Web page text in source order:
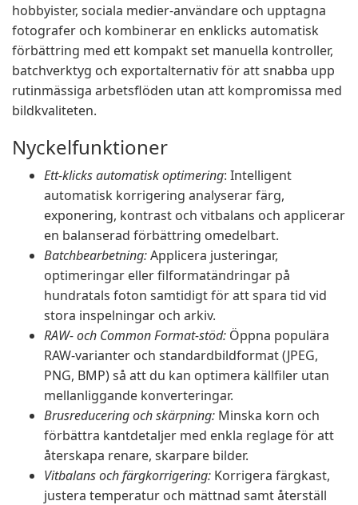
hobbyister, sociala medier-användare och upptagna
fotografer och kombinerar en enklicks automatisk
förbättring med ett kompakt set manuella kontroller,
batchverktyg och exportalternativ för att snabba upp
rutinmässiga arbetsflöden utan att kompromissa med
bildkvaliteten.
Nyckelfunktioner
Ett-klicks automatisk optimering: Intelligent
automatisk korrigering analyserar färg,
exponering, kontrast och vitbalans och applicerar
en balanserad förbättring omedelbart.
Batchbearbetning:Applicera justeringar,
optimeringar eller filformatändringar på
hundratals foton samtidigt för att spara tid vid
stora inspelningar och arkiv.
RAW- och Common Format-stöd: Öppna populära
RAW-varianter och standardbildformat (JPEG,
PNG, BMP) så att du kan optimera källfiler utan
mellanliggande konverteringar.
Brusreducering och skärpning: Minska korn och
förbättra kantdetaljer med enkla reglage för att
återskapa renare, skarpare bilder.
Vitbalans och färgkorrigering: Korrigera färgkast,
justera temperatur och mättnad samt återställ